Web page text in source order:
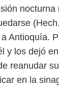
nocturna
Antioquía.
y los dejó
reanudar
en la